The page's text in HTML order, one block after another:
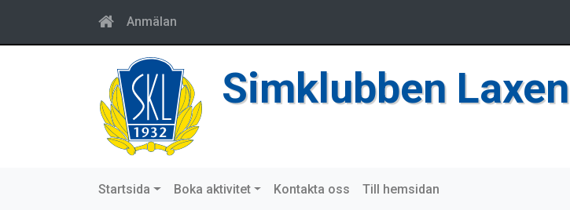
Anmälan
Simklubben Laxen
Startsida Boka aktivitet Kontakta oss Till hemsidan